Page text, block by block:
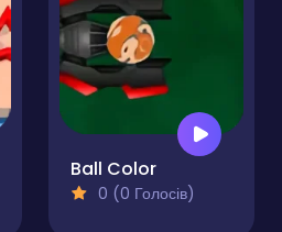
Ball Color
0 (0 Голосів)